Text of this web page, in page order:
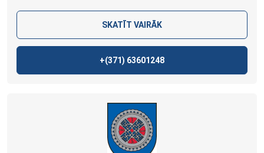
SKATĪT VAIRĀK
+(371) 63601248